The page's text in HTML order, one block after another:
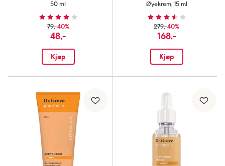
50 ml
79,-40%
48,-
Kjøp
Øyekrem, 15 ml
279,-40%
168,-
Kjøp